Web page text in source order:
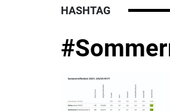
HASHTAG